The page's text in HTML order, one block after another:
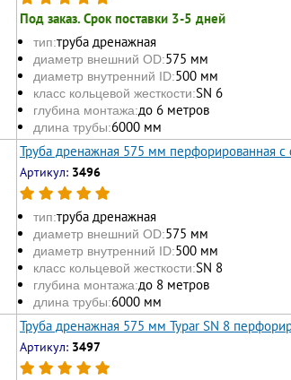
Под заказ. Срок поставки 3-5 дней
тип:труба дренажная
диаметр внешний OD:575 мм
диаметр внутренний ID:500 мм
класс кольцевой жесткости:SN 6
глубина монтажа:до 6 метров
длина трубы:6000 мм
Труба дренажная 575 мм перфорированная с
Артикул: 3496
тип:труба дренажная
диаметр внешний OD:575 мм
диаметр внутренний ID:500 мм
класс кольцевой жесткости:SN 8
глубина монтажа:до 8 метров
длина трубы:6000 мм
Труба дренажная 575 мм Typar SN 8
Артикул: 3497